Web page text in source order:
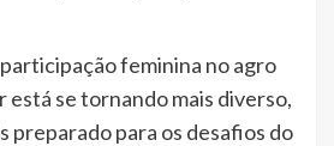
feminina no agro
está se tornando mais diverso,
preparado para os desafios do